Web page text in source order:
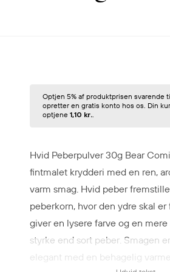
Optjen 5% af produktprisen svarende
opretter en gratis konto hos os. Din
optjene 1,10 kr..
Hvid Peberpulver 30g Bear
fintmalet krydderi med en ren,
varm smag. Hvid peber
peberkorn, hvor den ydre skal
giver en lysere farve og en
styrke end sort peber. Smagen
elegant med en behagelig